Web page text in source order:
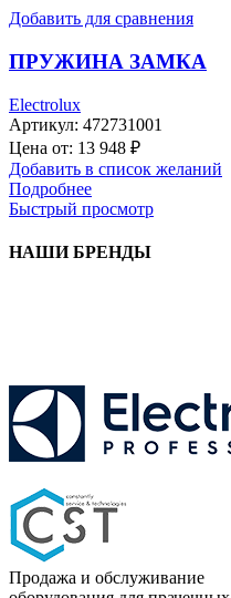
Добавить для сравнения
ПРУЖИНА ЗАМКА
Electrolux
Артикул: 472731001
Цена от: 13 948 ₽
Добавить в список желаний
Подробнее
Быстрый просмотр
НАШИ БРЕНДЫ
Продажа и обслуживание